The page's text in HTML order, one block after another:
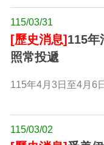
115/03/31
[歷史消息] 115年
照常投遞
115年4月3日至4月6
115/03/02